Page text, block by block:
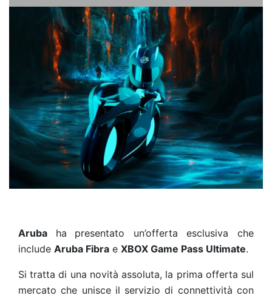
Aruba ha
presentato un’offerta esclusiva che
include Aruba Fibra e XBOX Game Pass Ultimate.
Si tratta di una novità assoluta, la prima offerta sul
mercato che unisce il servizio di connettività con